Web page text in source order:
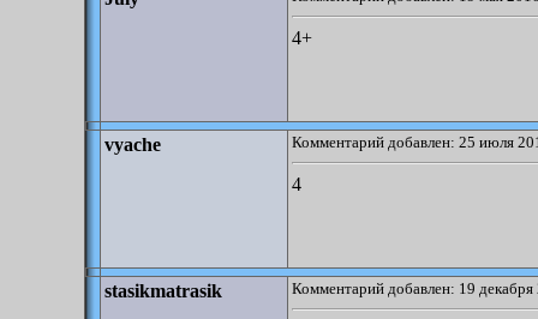
4+
vyache Комментарий добавлен: 25 июля
4
stasikmatrasik Комментарий добавлен: 19